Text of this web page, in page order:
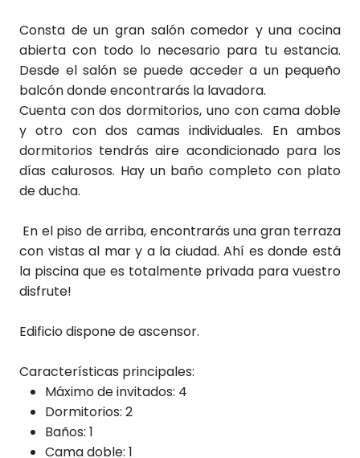
Consta de un gran salón comedor y una cocina
abierta con todo lo necesario para tu estancia.
Desde el salón se puede acceder a un pequeño
balcón donde encontrarás la lavadora.
Cuenta con dos dormitorios, uno con cama doble
y otro con dos camas individuales. En ambos
dormitorios tendrás aire acondicionado para los
días calurosos. Hay un baño completo con plato
de ducha.
En el piso de arriba, encontrarás una gran terraza
con vistas al mar y a la ciudad. Ahí es donde está
la piscina que es totalmente privada para vuestro
disfrute!
Edificio dispone de ascensor.
Características principales:
Máximo de invitados: 4
Dormitorios: 2
Baños: 1
Cama doble: 1